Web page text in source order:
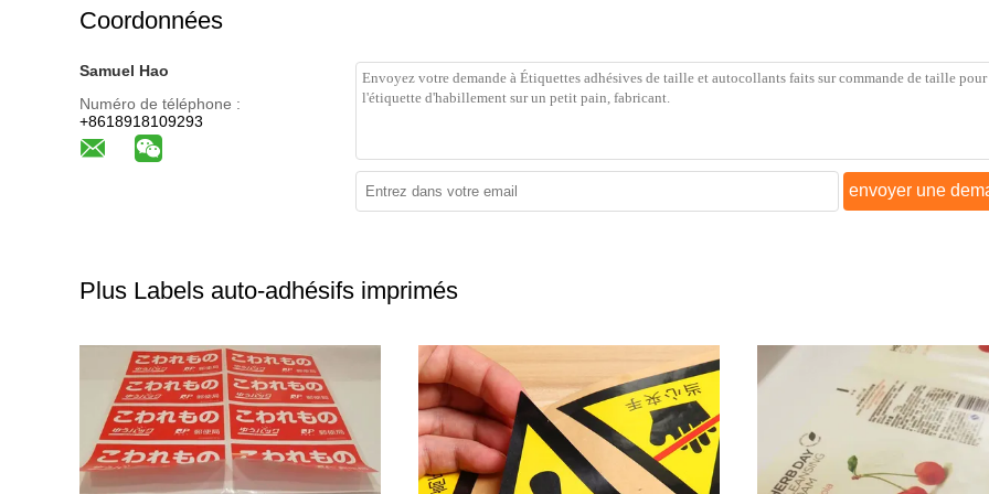
Coordonnées
Samuel Hao
Numéro de téléphone :
+8618918109293
envoyer une
Plus Labels auto-adhésifs imprimés